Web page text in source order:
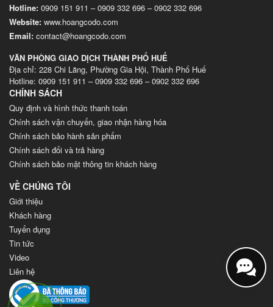
Hotline: 0909 151 911 –0909 332 696 –0902 332 696
Website: www.hoangcodo.com
Email: contact@hoangcodo.com
VĂN PHÒNG GIAO DỊCH THÀNH PHỐ HUẾ
Địa chỉ: 228 Chi Lăng, Phường Gia Hội, Thành Phố Huế
Hotline: 0909 151 911 – 0909 332 696 – 0902 332 696
CHÍNH SÁCH
Quy định và hình thức thanh toán
Chính sách vận chuyển, giao nhận hàng hóa
Chính sách bảo hành sản phẩm
Chính sách đổi và trả hàng
Chính sách bảo mật thông tin khách hàng
VỀ CHÚNG TÔI
Giới thiệu
Khách hàng
Tuyển dụng
Tin tức
Video
Liên hệ